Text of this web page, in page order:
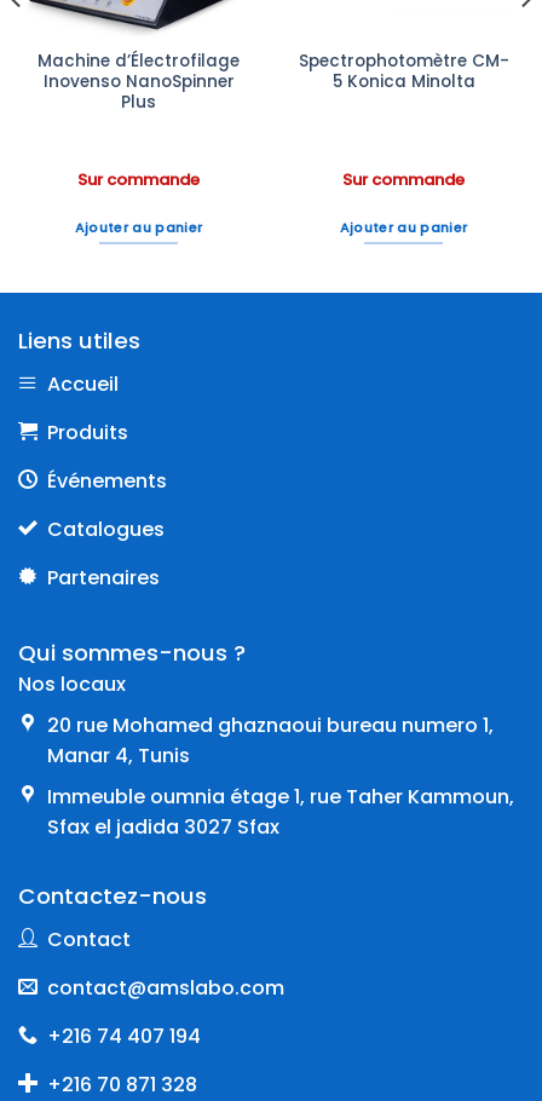
Machine d’Électrofilage
Inovenso NanoSpinner
Plus
Sur commande
Ajouter au panier
Spectrophotomètre CM-
5 Konica Minolta
Sur commande
Ajouter au panier
Liens utiles
Accueil
Produits
Événements
Catalogues
Partenaires
Qui sommes-nous ?
Nos locaux
20 rue Mohamed ghaznaoui bureau numero 1,
Manar 4, Tunis
Immeuble oumnia étage 1, rue Taher Kammoun,
Sfax el jadida 3027 Sfax
Contactez-nous
Contact
contact@amslabo.com
+216 74 407 194
+216 70 871 328